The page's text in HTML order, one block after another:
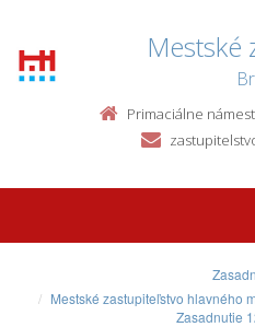
Mestské
Primaciálne
Mestské zastupiteľstvo hlavného
Zasadnutie